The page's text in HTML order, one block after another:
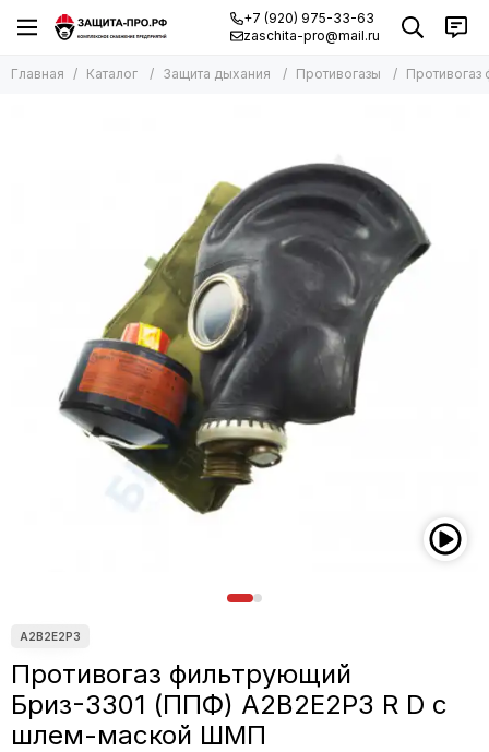
+7 (920) 975-33-63
zaschita-pro@mail.ru
Главная Каталог Защита дыхания Противогазы
Противогаз фильтрующий
Бриз-3301 (ППФ) A2B2E2P3 R D с
шлем-маской ШМП